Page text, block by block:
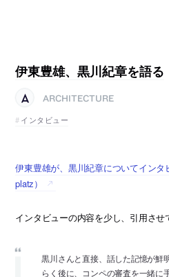
伊東豊雄、黒川紀章を語る
ARCHITECTURE
インタビュー
伊東豊雄が、黒川紀章についてイン
platz）
インタビューの内容を少し、引用させ
黒川さんと直接、話した記憶が鮮
らく後に、コンペの審査を一緒に